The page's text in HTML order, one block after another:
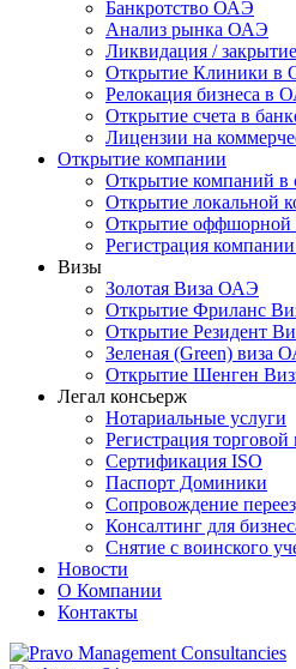
Банкротство ОАЭ
Анализ рынка ОАЭ
Ликвидация /
Открытие Клиники в
Релокация бизнеса в
Открытие счета в
Лицензии на
Открытие компании
Открытие компаний в
Открытие локальной
Открытие оффшорной
Регистрация
Визы
Золотая Виза ОАЭ
Открытие Фриланс
Открытие Резидент
Зеленая (Green) виза
Открытие Шенген
Легал консьерж
Нотариальные услуги
Регистрация
Сертификация ISO
Паспорт Доминики
Сопровождение
Консалтинг для
Снятие с воинского
Новости
О Компании
Контакты